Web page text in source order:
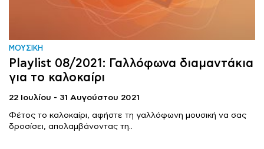
ΜΟΥΣΙΚΗ
Playlist 08/2021: Γαλλόφωνα διαμαντάκια
για το καλοκαίρι
22 Ιουλίου - 31 Αυγούστου 2021
Φέτος το καλοκαίρι, αφήστε τη γαλλόφωνη μουσική να σας
δροσίσει, απολαμβάνοντας τη..